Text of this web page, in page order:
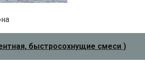
быстросохнущие смеси )